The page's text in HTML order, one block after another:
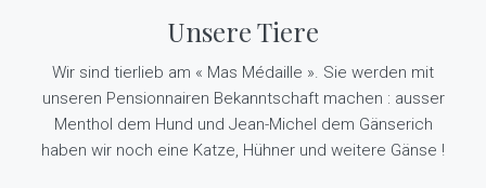
Unsere Tiere
Wir sind tierlieb am « Mas Médaille ». Sie werden mit
unseren Pensionnairen Bekanntschaft machen : ausser
Menthol dem Hund und Jean-Michel dem Gänserich
haben wir noch eine Katze, Hühner und weitere Gänse !